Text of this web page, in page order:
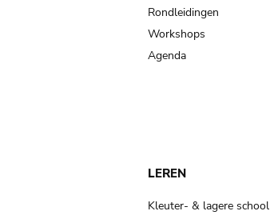
Rondleidingen
Workshops
Agenda
LEREN
Kleuter- & lagere school